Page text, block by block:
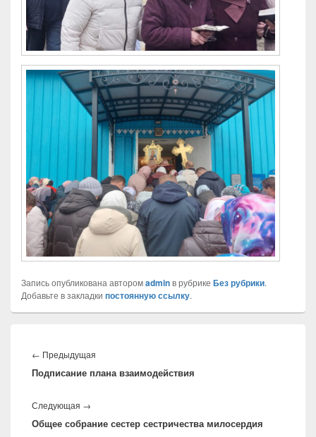
Запись опубликована авторомadminв рубрике Без рубрики.
Добавьте в закладки постоянную ссылку.
по
записям
← Предыдущая
запись:
Подписание плана взаимодействия
Следующая →
запись:
Общее собрание сестер сестричества милосердия